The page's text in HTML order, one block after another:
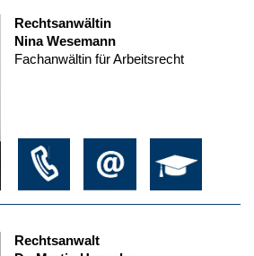
Rechtsanwältin
Nina Wesemann
Fachanwältin für Arbeitsrecht
Rechtsanwalt